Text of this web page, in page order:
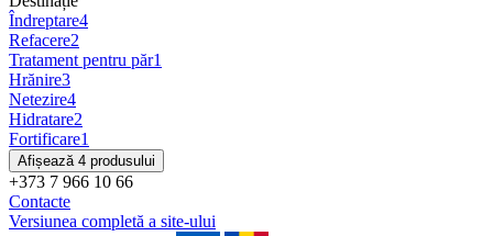
Îndreptare4
Refacere2
Tratament pentru păr1
Hrănire3
Netezire4
Hidratare2
Fortificare1
Afișează 4 produsului
+373 7 966 10 66
Contacte
Versiunea completă a site-ului